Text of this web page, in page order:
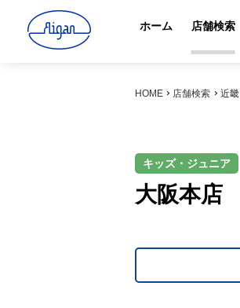
ホーム 店舗検索
HOME 店舗検索 近畿
キッズ・ジュニア
大阪本店